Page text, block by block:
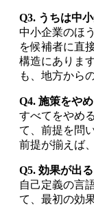
Q3. うちは中
中小企業のほ
を候補者に直
構造にありま
も、地方から
Q4. 施策をや
すべてをやめ
て、前提を問
前提が揃えば
Q5. 効果が出
自己定義の言
て、最初の効